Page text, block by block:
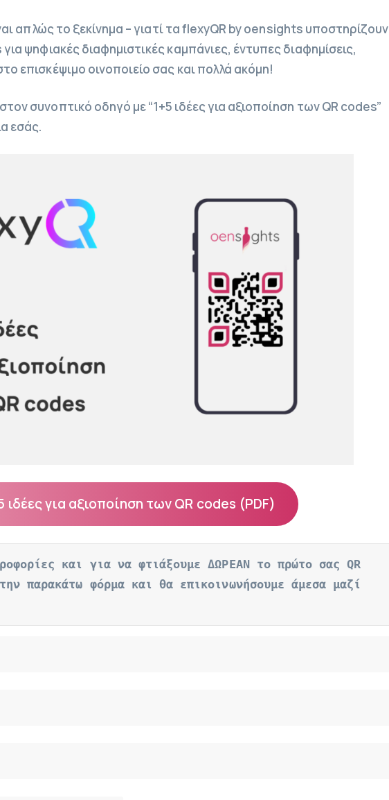
απλώς το ξεκίνημα – γιατί τα flexyQR by oensights υποστηρίζουν
ψηφιακές διαφημιστικές καμπάνιες, έντυπες διαφημίσεις,
επισκέψιμο οινοποιείο σας και πολλά ακόμη!
συνοπτικό οδηγό με “1+5 ιδέες για αξιοποίηση των QR codes”
εσάς.
ιδέες για αξιοποίηση των QR codes (PDF)
και για να φτιάξουμε ΔΩΡΕΑΝ το πρώτο σας QR
παρακάτω φόρμα και θα επικοινωνήσουμε άμεσα μαζί